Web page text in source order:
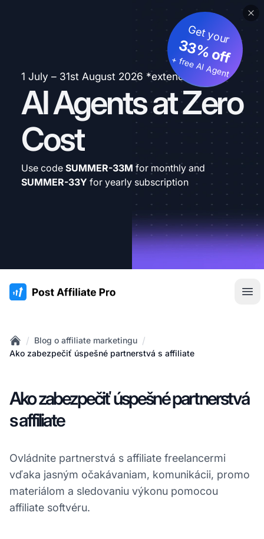
1 July – 31st August 2026 *extended
AI Agents at Zero
Cost
Get your
33% off
+ free AI Agent
Use code SUMMER-33M for monthly and
SUMMER-33Y for yearly subscription
:site.title
Home
/ Blog o affiliate marketingu /
Ako zabezpečiť úspešné partnerstvá s affiliate
Ako zabezpečiť úspešné partnerstvá
s affiliate
Ovládnite partnerstvá s affiliate freelancermi
vďaka jasným očakávaniam, komunikácii, promo
materiálom a sledovaniu výkonu pomocou
affiliate softvéru.